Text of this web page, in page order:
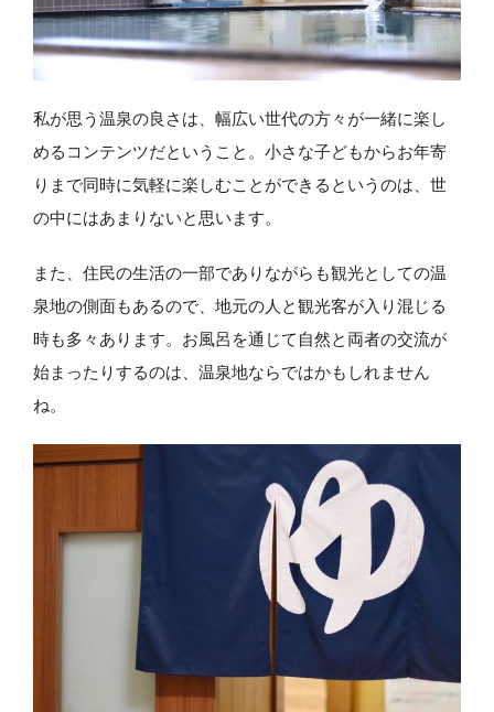
私が思う温泉の良さは、幅広い世代の方々が一緒に楽し
めるコンテンツだということ。小さな子どもからお年寄
りまで同時に気軽に楽しむことができるというのは、世
の中にはあまりないと思います。
また、住民の生活の一部でありながらも観光としての温
泉地の側面もあるので、地元の人と観光客が入り混じる
時も多々あります。お風呂を通じて自然と両者の交流が
始まったりするのは、温泉地ならではかもしれません
ね。